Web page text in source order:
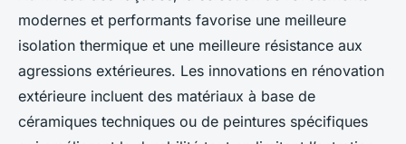
modernes et performants favorise une meilleure
isolation thermique et une meilleure résistance aux
agressions extérieures. Les innovations en rénovation
extérieure incluent des matériaux à base de
céramiques techniques ou de peintures spécifiques